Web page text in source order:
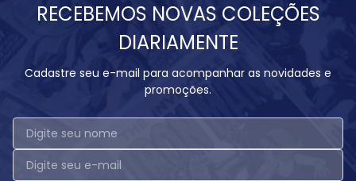
RECEBEMOS NOVAS COLEÇÕES
DIARIAMENTE
Cadastre seu e-mail para acompanhar as novidades e
promoções.